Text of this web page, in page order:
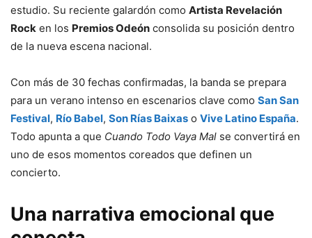
estudio. Su reciente galardón como Artista Revelación
Rock en los Premios Odeón consolida su posición dentro
de la nueva escena nacional.
Con más de 30 fechas confirmadas, la banda se prepara
para un verano intenso en escenarios clave como San San
Festival, Río Babel, Son Rías Baixas o Vive Latino España.
Todo apunta a que Cuando Todo Vaya Mal se convertirá en
uno de esos momentos coreados que definen un
concierto.
Una narrativa emocional que